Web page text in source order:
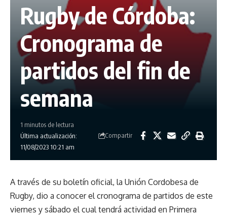
Rugby de Córdoba:
Cronograma de
partidos del fin de
semana
Última actualización:
11/08/2023 10:21 am
1 minutos de lectura
Compartir
A través de su boletín oficial, la Unión Cordobesa de
Rugby, dio a conocer el cronograma de partidos de este
viernes y sábado el cual tendrá actividad en Primera